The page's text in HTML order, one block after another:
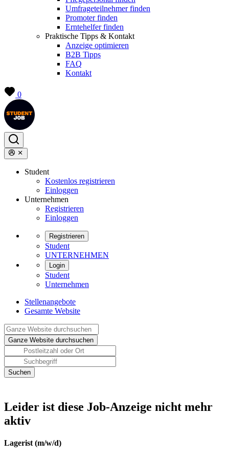
Umfrageteilnehmer finden
Promoter finden
Erntehelfer finden
Praktische Tipps & Kontakt
Anzeige optimieren
B2B Tipps
FAQ
Kontakt
0
Student
Kostenlos registrieren
Einloggen
Unternehmen
Registrieren
Einloggen
Registrieren
Student
UNTERNEHMEN
Login
Student
Unternehmen
Stellenangebote
Gesamte Website
Leider ist diese Job-Anzeige nicht mehr
aktiv
Lagerist (m/w/d)